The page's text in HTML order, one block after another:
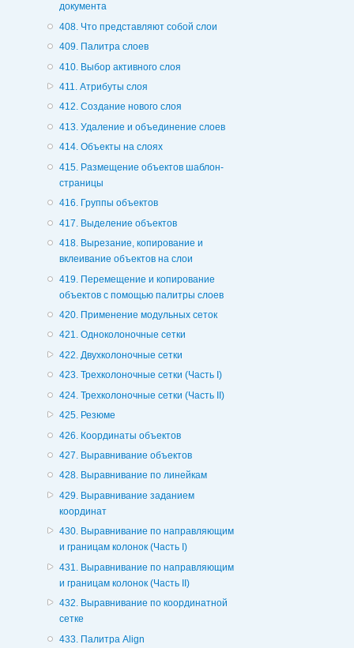
документа
408. Что представляют собой слои
409. Палитра слоев
410. Выбор активного слоя
411. Атрибуты слоя
412. Создание нового слоя
413. Удаление и объединение слоев
414. Объекты на слоях
415. Размещение объектов шаблон-
страницы
416. Группы объектов
417. Выделение объектов
418. Вырезание, копирование и
вклеивание объектов на слои
419. Перемещение и копирование
объектов с помощью палитры слоев
420. Применение модульных сеток
421. Одноколоночные сетки
422. Двухколоночные сетки
423. Трехколоночные сетки (Часть I)
424. Трехколоночные сетки (Часть II)
425. Резюме
426. Координаты объектов
427. Выравнивание объектов
428. Выравнивание по линейкам
429. Выравнивание заданием
координат
430. Выравнивание по направляющим
и границам колонок (Часть I)
431. Выравнивание по направляющим
и границам колонок (Часть II)
432. Выравнивание по координатной
сетке
433. Палитра Align